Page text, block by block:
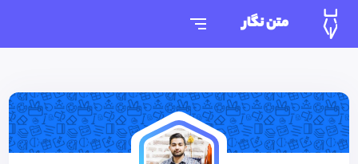
متن نگار